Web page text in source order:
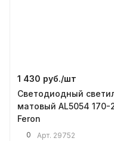
1 430 руб./шт
Светодиодный
матовый AL5054 170-
Feron
0 Арт. 29752